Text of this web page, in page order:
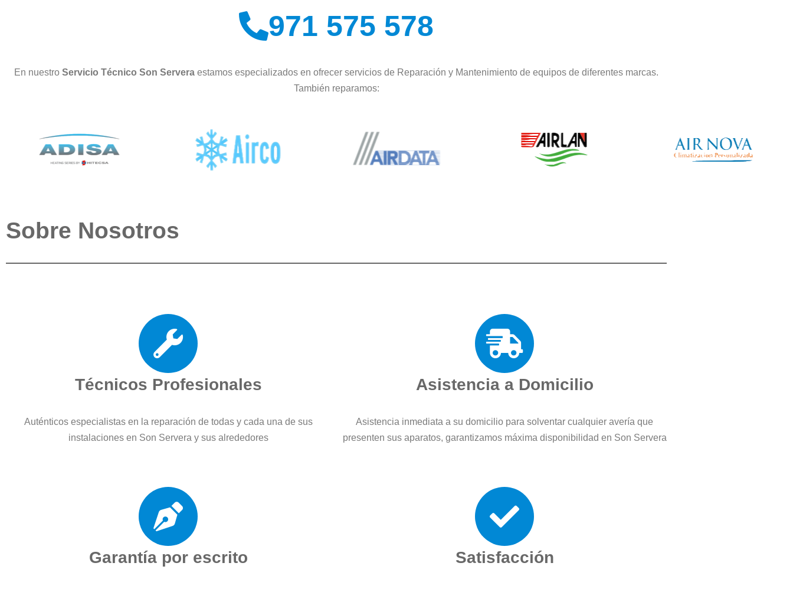
971 575 578
En nuestro Servicio Técnico Son Servera estamos especializados en ofrecer servicios de Reparación y Mantenimiento de equipos de diferentes marcas.
También reparamos:
Sobre Nosotros
Técnicos Profesionales
Auténticos especialistas en la reparación de todas y cada una de sus
instalaciones en Son Servera y sus alrededores
Asistencia a Domicilio
Asistencia inmediata a su domicilio para solventar cualquier avería que
presenten sus aparatos, garantizamos máxima disponibilidad en Son Servera
Garantía por escrito Satisfacción